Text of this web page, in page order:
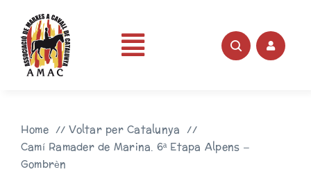
content
Toggle
Navigation
AMAC
Home
Voltar per Catalunya
Camí Ramader de Marina. 6ª Etapa Alpens –
Gombrèn